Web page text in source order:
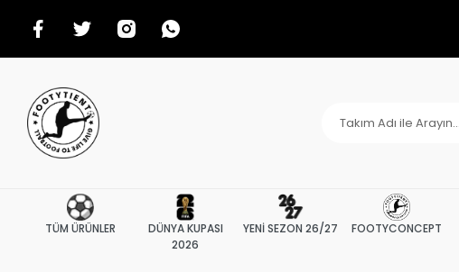
TÜM ÜRÜNLER
DÜNYA KUPASI
2026
YENİ SEZON 26/27 FOOTYCONCEPT